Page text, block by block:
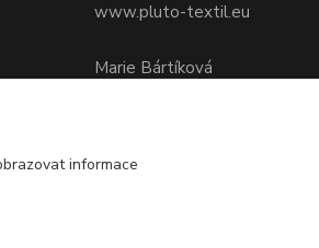
www.pluto-textil.eu
Marie Bártíková
pluto@pluto.eu
informace